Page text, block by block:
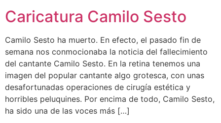
Caricatura Camilo Sesto
Camilo Sesto ha muerto. En efecto, el pasado fin de
semana nos conmocionaba la noticia del fallecimiento
del cantante Camilo Sesto. En la retina tenemos una
imagen del popular cantante algo grotesca, con unas
desafortunadas operaciones de cirugía estética y
horribles peluquines. Por encima de todo, Camilo Sesto,
ha sido una de las voces más […]